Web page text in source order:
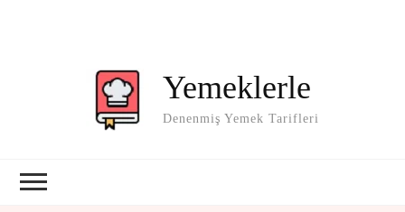
Yemeklerle
Denenmiş Yemek Tarifleri